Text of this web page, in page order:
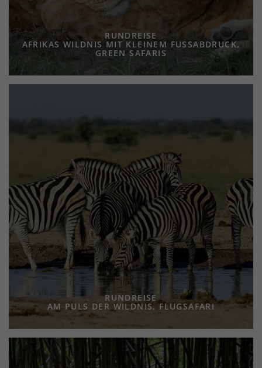
RUNDREISE
AFRIKAS WILDNIS MIT KLEINEM FUSSABDRUCK,
GREEN SAFARIS
RUNDREISE
AM PULS DER WILDNIS, FLUGSAFARI